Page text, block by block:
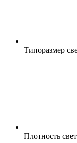
Типоразмер
Плотность